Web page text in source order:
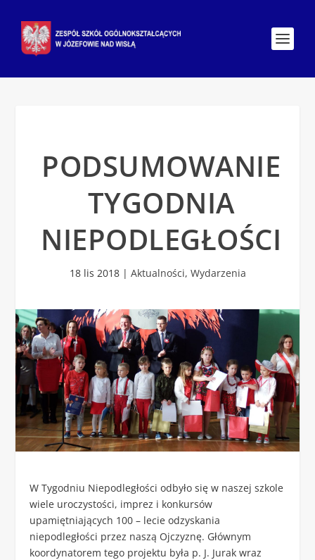
PODSUMOWANIE
TYGODNIA
NIEPODLEGŁOŚCI
18 lis 2018| Aktualności, Wydarzenia
W Tygodniu Niepodległości odbyło się w naszej szkole
wiele uroczystości, imprez i konkursów
upamiętniających 100 – lecie odzyskania
niepodległości przez naszą Ojczyznę. Głównym
koordynatorem tego projektu była p. J. Jurak wraz